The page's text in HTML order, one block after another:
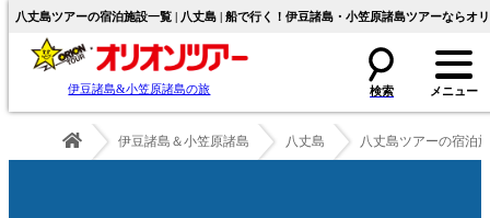
八丈島ツアーの宿泊施設一覧 | 八丈島 | 船で行く！伊豆諸島・小笠原諸島ツアーならオ
伊豆諸島&小笠原諸島の旅
伊豆諸島＆小笠原諸島 八丈島 八丈島ツアーの宿泊